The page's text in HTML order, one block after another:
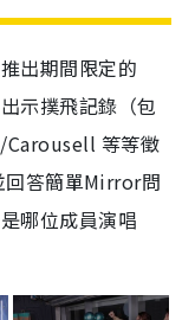
出期間限定的
示撲飛記錄（包
等等徵
答簡單Mirror問
哪位成員演唱